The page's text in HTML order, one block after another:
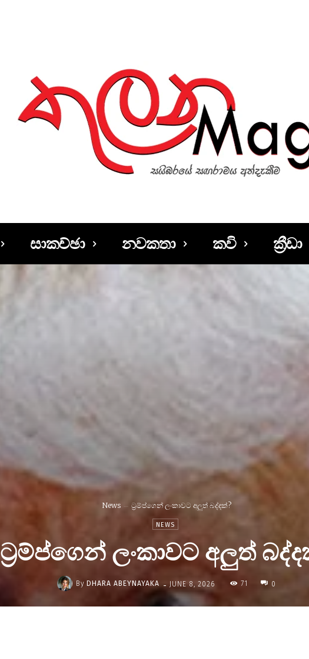
සාකච්ඡා නවකතා කවි ක්‍රීඩා
News ට්‍රම්ප්ගෙන් ලංකාවට අලුත් බද්දක්?
NEWS
ට්‍රම්ප්ගෙන් ලංකාවට අලුත්
By DHARA ABEYNAYAKA - JUNE 8, 2026 71 0